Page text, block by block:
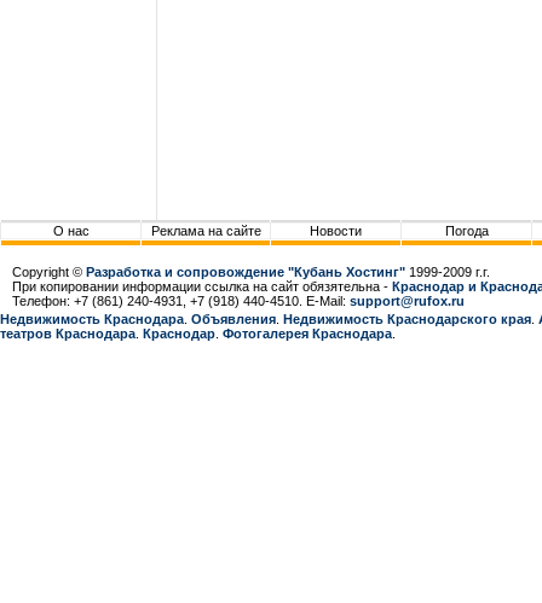
О нас Реклама на сайте Новости Погода
Copyright © Разработка и сопровождение "Кубань Хостинг" 1999-2009 г.г.
При копировании информации ссылка на сайт обязятельна - Краснодар и
Телефон: +7 (861) 240-4931, +7 (918) 440-4510. E-Mail: support@rufox.ru
Недвижимость Краснодара Объявления Недвижимость Краснодарcкого края
театров Краснодара Краснодар Фотогалерея Краснодара